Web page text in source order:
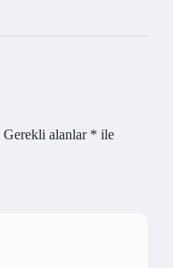
Gerekli alanlar * ile